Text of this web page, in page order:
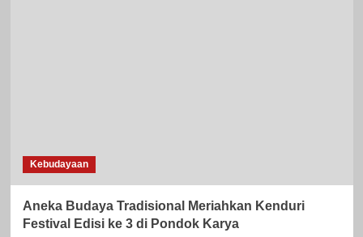
Kebudayaan
Aneka Budaya Tradisional Meriahkan Kenduri
Festival Edisi ke 3 di Pondok Karya